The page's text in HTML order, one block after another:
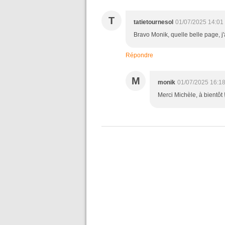
T tatietournesol 01/07/2025 14:01
Bravo Monik, quelle belle page,
Répondre
M monik 01/07/2025 16:18
Merci Michèle, à bientôt !